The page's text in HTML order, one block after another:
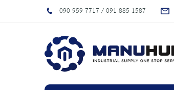
090 959 7717 / 091 885 1587